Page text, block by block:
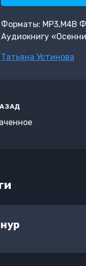
Форматы: MP3,M4B
Аудиокнигу
Метки
Татьяна Устинова